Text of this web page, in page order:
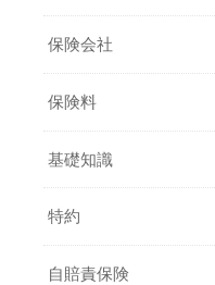
保険会社
保険料
基礎知識
特約
自賠責保険